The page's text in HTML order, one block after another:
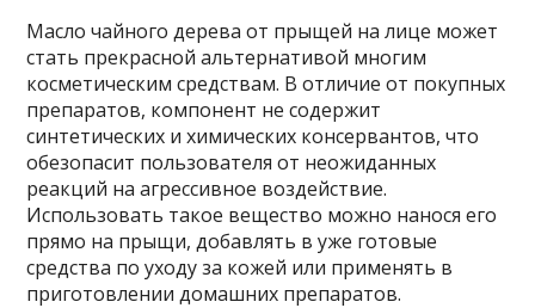
Масло чайного дерева от прыщей на лице может
стать прекрасной альтернативой многим
косметическим средствам. В отличие от покупных
препаратов, компонент не содержит
синтетических и химических консервантов, что
обезопасит пользователя от неожиданных
реакций на агрессивное воздействие.
Использовать такое вещество можно нанося его
прямо на прыщи, добавлять в уже готовые
средства по уходу за кожей или применять в
приготовлении домашних препаратов.